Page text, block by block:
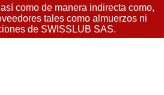
como de manera indirecta como,
tales como almuerzos ni
de SWISSLUB SAS.